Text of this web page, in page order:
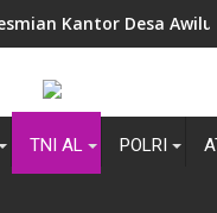
dengan
TNI AL POLRI